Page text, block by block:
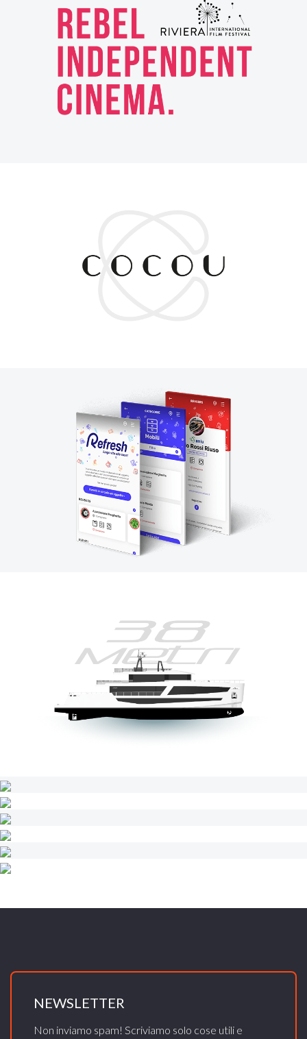
NEWSLETTER
Non inviamo spam! Scriviamo solo cose utili e